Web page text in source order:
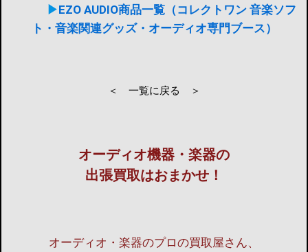
▶︎EZO AUDIO商品一覧（コレクトワン 音楽ソフ
ト・音楽関連グッズ・オーディオ専門ブース）
＜ 一覧に戻る ＞
オーディオ機器・楽器の
出張買取はおまかせ！
オーディオ・楽器のプロの買取屋さん、